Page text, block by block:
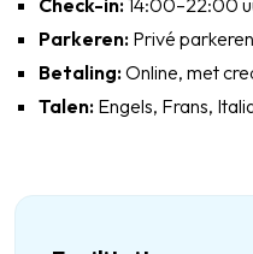
Check-in: 14:00–22:00
Parkeren: Privé
Betaling:Online, met
Talen: Engels, Frans,